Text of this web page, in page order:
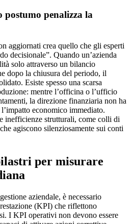
postumo penalizza la
aggiornati crea quello che gli esperti
decisionale”. Quando un’azienda
solo attraverso un bilancio
dopo la chiusura del periodo, il
Esiste spesso una scarsa
mentre l’officina o l’ufficio
la direzione finanziaria non ha
economico immediato.
inefficienze strutturali, come colli di
agiscono silenziosamente sui conti
per misurare
aziendale, è necessario
(KPI) che riflettono
I KPI operativi non devono essere